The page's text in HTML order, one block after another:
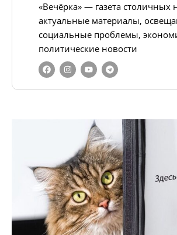
«Вечёрка» — газета столичных
актуальные материалы,
социальные проблемы,
политические новости